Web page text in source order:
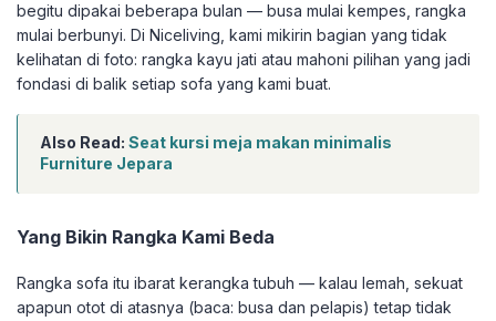
begitu dipakai beberapa bulan — busa mulai kempes, rangka
mulai berbunyi. Di Niceliving, kami mikirin bagian yang tidak
kelihatan di foto: rangka kayu jati atau mahoni pilihan yang jadi
fondasi di balik setiap sofa yang kami buat.
Also Read: Seat kursi meja makan minimalis
Furniture Jepara
Yang Bikin Rangka Kami Beda
Rangka sofa itu ibarat kerangka tubuh — kalau lemah, sekuat
apapun otot di atasnya (baca: busa dan pelapis) tetap tidak